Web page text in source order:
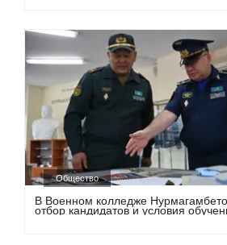
Общество
В Военном колледже
отбор кандидатов и условия